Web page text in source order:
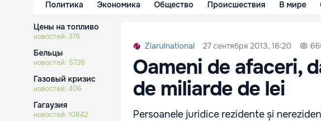
Политика Экономика Общество Происшествия В мире
Цены на топливо
новостей: 376
Бельцы
новостей: 5726
Газовый кризис
новостей: 406
Гагаузия
новостей: 10842
Ziarulnational 27 сентября 2013, 16:20
Oameni de afaceri,
de miliarde de lei
Persoanele juridice rezidente și